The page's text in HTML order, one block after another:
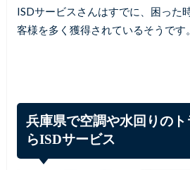
ISDサービスさんはすでに、困った
客様を多く獲得されているそうです。
兵庫県で空調や水回りの
らISDサービス